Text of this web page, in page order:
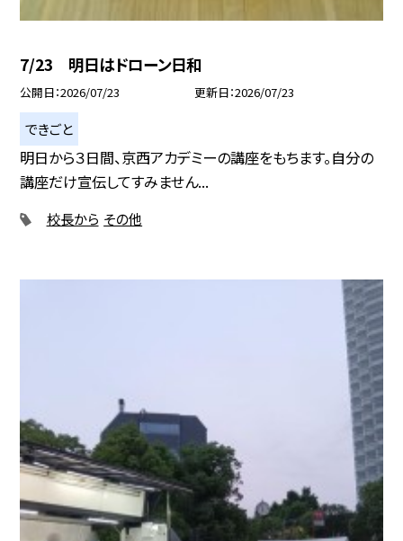
7/23 明日はドローン日和
公開日 2026/07/23 更新日 2026/07/23
できごと
明日から３日間、京西アカデミーの講座をもちます。自分の
講座だけ宣伝してすみません...
校長から その他